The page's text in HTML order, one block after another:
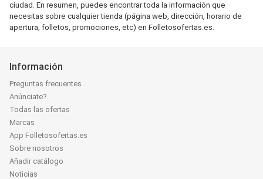
ciudad. En resumen, puedes encontrar toda la información que
necesitas sobre cualquier tienda (página web, dirección, horario de
apertura, folletos, promociones, etc) en Folletosofertas.es.
Información
Preguntas frecuentes
Anúnciate?
Todas las ofertas
Marcas
App Folletosofertas.es
Sobre nosotros
Añadir catálogo
Noticias